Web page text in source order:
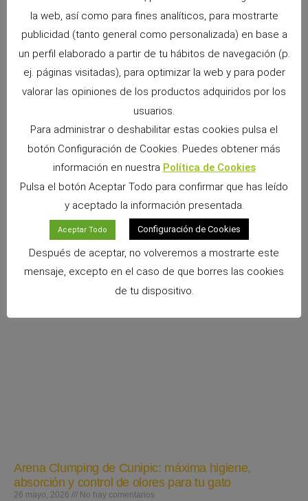
Snacks Alpha Pro: 6 sabores irresistibles para
9 junio, 2026 No hay comentarios
Si convives con un conejo, cobaya, chinchilla, degú o cualquier
otro pequeño mamífero herbívoro, sabrás que los premios
forman parte de los momentos más especiales
Arena Clumping de Cunipic: máxima higiene,
absorción y control de olores para tu gato
26 mayo, 2026 No hay comentarios
la web, así como para fines analíticos, para mostrarte
publicidad (tanto general como personalizada) en base a
un perfil elaborado a partir de tu hábitos de navegación (p.
ej. páginas visitadas), para optimizar la web y para poder
valorar las opiniones de los productos adquiridos por los
usuarios.
Para administrar o deshabilitar estas cookies pulsa el
botón Configuración de Cookies. Puedes obtener más
información en nuestra Política de Cookies
Pulsa el botón Aceptar Todo para confirmar que has leído
y aceptado la información presentada.
Aceptar Todo Configuración de Cookies
Después de aceptar, no volveremos a mostrarte este
mensaje, excepto en el caso de que borres las cookies
de tu dispositivo.